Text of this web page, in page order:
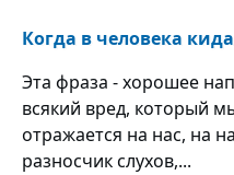
Когда в человека
Эта фраза - хорошее
всякий вред, который
отражается на нас, на
разносчик слухов,...